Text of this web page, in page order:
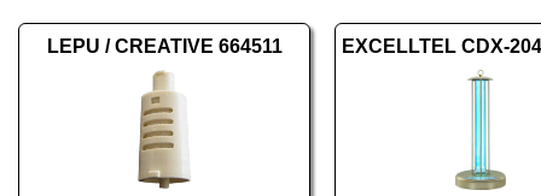
LEPU / CREATIVE 664511